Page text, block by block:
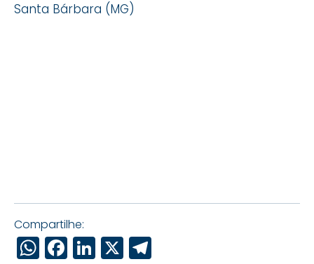
Santa Bárbara (MG)
Compartilhe:
WhatsApp
Facebook
LinkedIn
X